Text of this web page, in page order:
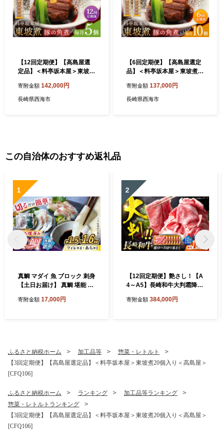
【12回定期便】【高島屋選
定品】＜料亭坂本屋＞東坡煮
2]
寄附金額 142,000円
長崎県西海市
【6回定期便】【高島屋選定
品】＜料亭坂本屋＞東坡煮5
104]
寄附金額 137,000円
長崎県西海市
この自治体のおすすめ返礼品
1
真鯛 マダイ 魚 ブロック 刺身
【土日お届け】 真鯛 堪能 5
種苗＞ [CBW005] 長崎 西海
おいしい 海の幸 海産物 魚介
類 カルパッチョ 鯛の煮つけ
料理 お刺身 タイ 真鯛 海鮮
寄附金額 17,000円
2
【12回定期便】艶さし！【A
4～A5】長崎和牛大判霜降り
0g×6パック）＜株式会社ME
寄附金額 384,000円
ふるさと納税ホーム 加工品等
惣菜・レトルト
【3回定期便】【高島屋選定品】＜料亭坂本屋＞東坡煮20個入り＜高島屋＞
[CFQ106]
ふるさと納税ホーム ランキング
加工品等ランキング
惣菜・レトルトランキング
【3回定期便】【高島屋選定品】＜料亭坂本屋＞東坡煮20個入り＜高島屋＞
[CFQ106]